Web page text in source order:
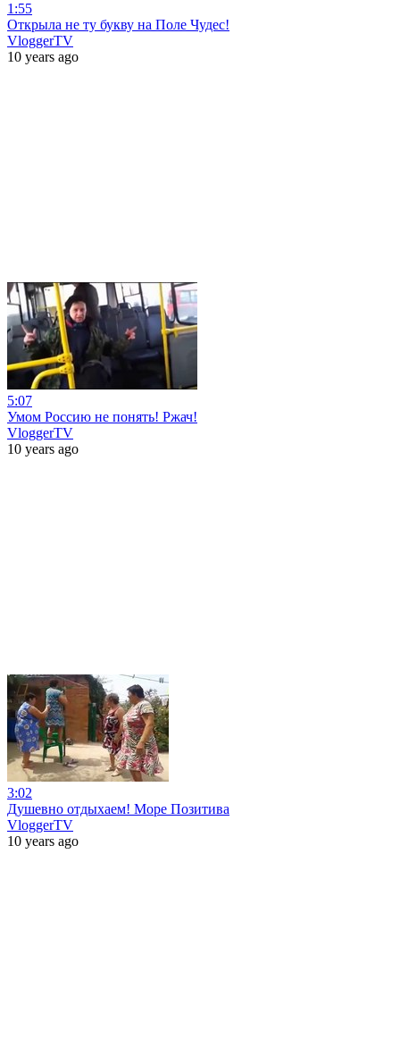
1:55
Открыла не ту букву на Поле Чудес!
VloggerTV
10 years ago
5:07
Умом Россию не понять! Ржач!
VloggerTV
10 years ago
3:02
Душевно отдыхаем! Море Позитива
VloggerTV
10 years ago